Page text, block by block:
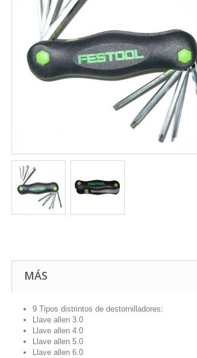
MÁS
9 Tipos distrintos de destornilladores:
Llave allen 3.0
Llave allen 4.0
Llave allen 5.0
Llave allen 6.0